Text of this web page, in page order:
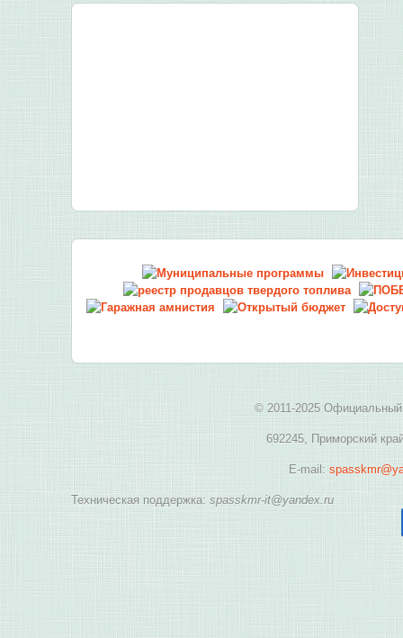
© 2011-2025 Официальный
692245, Приморский
E-mail:
Техническая поддержка: spasskmr-it@yandex.ru